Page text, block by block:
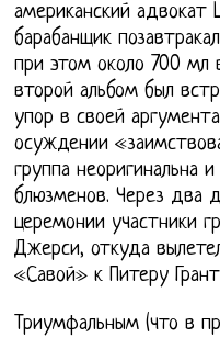
американский адвокат
барабанщик
при этом около 700
второй альбом был
упор в своей
осуждении
группа неоригинальна
блюзменов. Через два
церемонии участники
Джерси, откуда
«Савой» к Питеру
Триумфальным (что в